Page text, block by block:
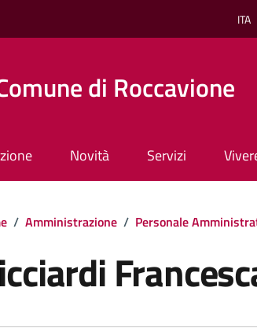
ITA
di Roccavione
Novità Servizi
/ Amministrazione / Personale